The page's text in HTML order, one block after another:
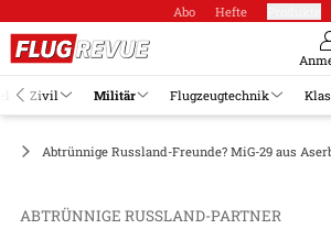
Abo Hefte
Zivil Militär Flugzeugtechnik
Abtrünnige Russland-Freunde? MiG-29 aus
ABTRÜNNIGE RUSSLAND-PARTNER